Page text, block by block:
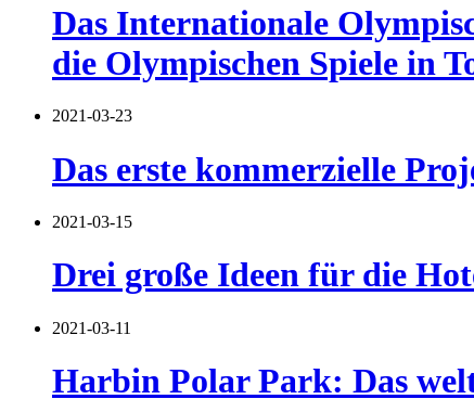
Das Internationale
die Olympischen Spiele in
2021-03-23
Das erste kommerzielle
2021-03-15
Drei große Ideen für die
2021-03-11
Harbin Polar Park: Das